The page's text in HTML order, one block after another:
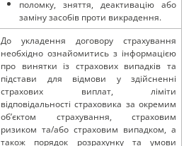
поломку, зняття, деактивацію або
заміну засобів проти викрадення.
До укладення договору страхування
необхідно ознайомитись з інформацією
про винятки із страхових випадків та
підстави для відмови у здійсненні
страхових виплат, ліміти
відповідальності страховика за окремим
об’єктом страхування, страховим
ризиком та/або страховим випадком, а
також порядок розрахунку та умови